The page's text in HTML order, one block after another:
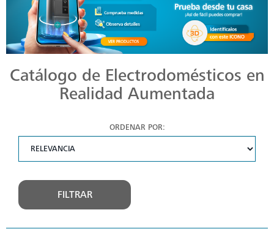
Catálogo de Electrodomésticos en
Realidad Aumentada
ORDENAR POR:
FILTRAR